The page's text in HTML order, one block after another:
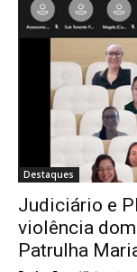
Destaques
Judiciário e
violência
Patrulha